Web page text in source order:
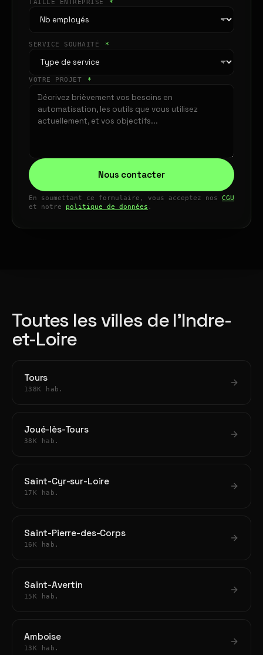
TAILLE ENTREPRISE *
SERVICE SOUHAITÉ *
VOTRE PROJET *
Nous contacter
En soumettant ce formulaire, vous acceptez nos CGU
et notre politique de données .
Toutes les villes de l'Indre-
et-Loire
Tours
138K hab.
Joué-lès-Tours
38K hab.
Saint-Cyr-sur-Loire
17K hab.
Saint-Pierre-des-Corps
16K hab.
Saint-Avertin
15K hab.
Amboise
13K hab.